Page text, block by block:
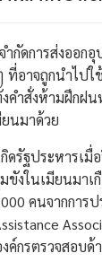
ำกัดการส่งออก
ที่อาจถูกนำไปใ
คำสั่งห้ามฝึกฝ
นมาด้วย
ดรัฐประหารเ
ขังในเมียนมา
คนจากการ
งค์กรตรวจสอ